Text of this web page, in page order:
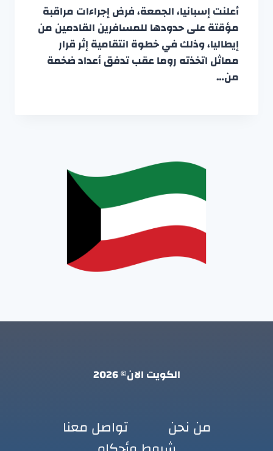
أعلنت إسبانيا، الجمعة، فرض إجراءات مراقبة
مؤقتة على حدودها للمسافرين القادمين من
إيطاليا، وذلك في خطوة انتقامية إثر قرار
مماثل اتخذته روما عقب تدفق أعداد ضخمة
من…
الكويت الان© 2026
من نحن
تواصل معنا